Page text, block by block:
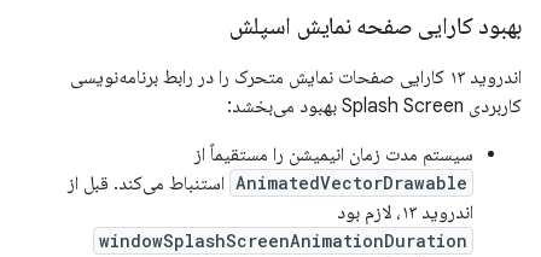
بهبود کارایی صفحه نمایش اسپلش
اندروید ۱۳ کارایی صفحات نمایش متحرک را در رابط برنامه‌نویسی
کاربردی Splash Screen بهبود می‌بخشد:
سیستم مدت زمان انیمیشن را مستقیماً از
AnimatedVectorDrawable استنباط می‌کند. قبل از
اندروید ۱۳، لازم بود
windowSplashScreenAnimationDuration